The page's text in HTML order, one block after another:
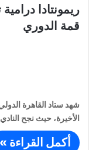
ريمونتادا
قمة الدوري
شهد ستاد القاهرة
الأخيرة، حيث نجح
أكمل القراءة »